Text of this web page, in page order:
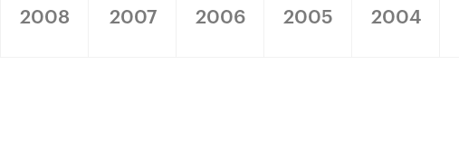
2008 2007 2006 2005 2004